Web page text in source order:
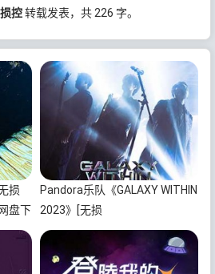
控转载发表，共 226 字。
损
盘下
Pandora乐队《GALAXY WITHIN
2023》[无损
FLAC/MP3/704MB]百度云网盘
下载